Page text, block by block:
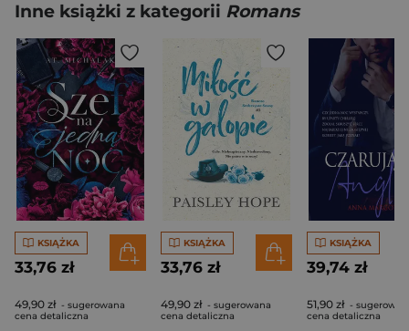
Inne książki z kategorii Romans
KSIĄŻKA
33,76 zł
49,90 zł - sugerowana
cena detaliczna
KSIĄŻKA
33,76 zł
49,90 zł - sugerowana
cena detaliczna
KSIĄŻKA
39,74 zł
51,90 zł -
cena detaliczna